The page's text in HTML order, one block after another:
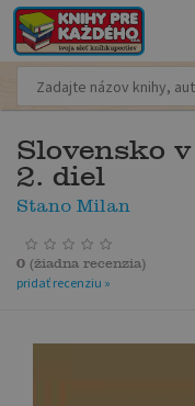
Slovensko
2. diel
Stano Milan
0 (žiadna recenzia)
pridať recenziu »